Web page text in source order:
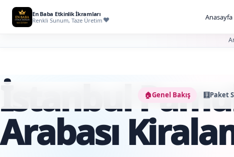
En Baba Etkinlik İkramları
Renkli Sunum, Taze Üretim
Anasayfa
🏠Genel Bakış 🧮Paket
İstanbul
Arabası